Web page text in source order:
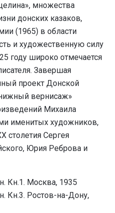
множества
донских казаков,
(1965) в области
и художественную силу
году широко отмечается
Завершая
проект Донской
вернисаж»
Михаила
именитых художников,
столетия Сергея
Юрия Реброва и
Кн.1. Москва, 1935
Кн.3. Ростов-на-Дону,